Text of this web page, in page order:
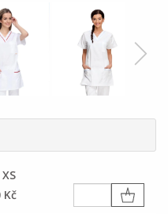
Kč